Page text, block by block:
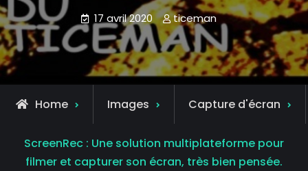
17 avril 2020 ticeman
Home Images Capture d'écran
ScreenRec : Une solution multiplateforme pour
filmer et capturer son écran, très bien pensée.